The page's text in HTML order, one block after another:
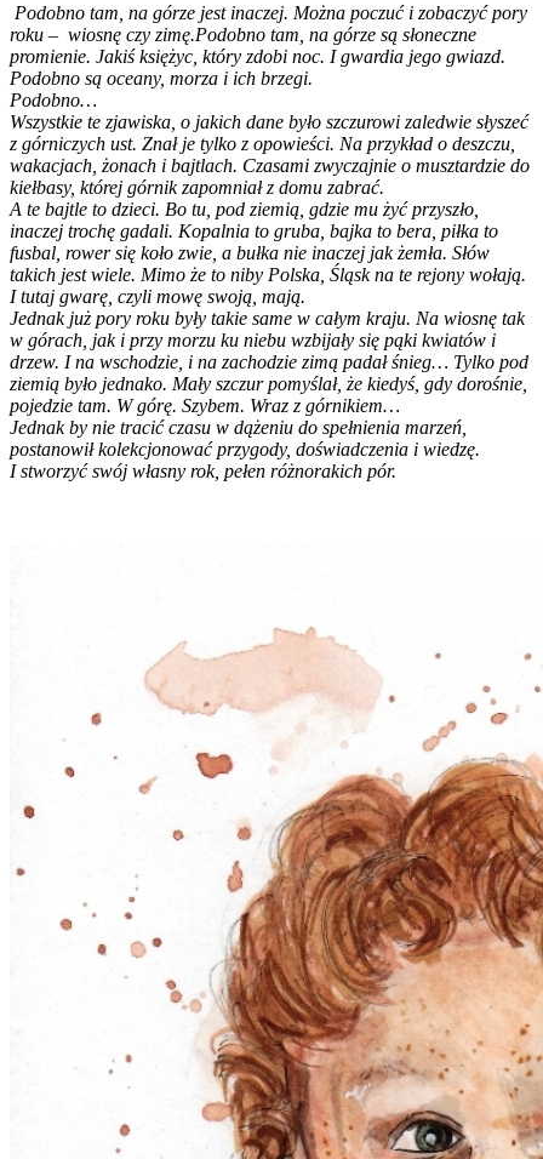
Podobno tam, na górze jest inaczej. Można poczuć i zobaczyć pory
roku – wiosnę czy zimę.Podobno tam, na górze są słoneczne
promienie. Jakiś księżyc, który zdobi noc. I gwardia jego gwiazd.
Podobno są oceany, morza i ich brzegi.
Podobno…
Wszystkie te zjawiska, o jakich dane było szczurowi zaledwie słyszeć
z górniczych ust. Znał je tylko z opowieści. Na przykład o deszczu,
wakacjach, żonach i bajtlach. Czasami zwyczajnie o musztardzie do
kiełbasy, której górnik zapomniał z domu zabrać.
A te bajtle to dzieci. Bo tu, pod ziemią, gdzie mu żyć przyszło,
inaczej trochę gadali. Kopalnia to gruba, bajka to bera, piłka to
fusbal, rower się koło zwie, a bułka nie inaczej jak żemła. Słów
takich jest wiele. Mimo że to niby Polska, Śląsk na te rejony wołają.
I tutaj gwarę, czyli mowę swoją, mają.
Jednak już pory roku były takie same w całym kraju. Na wiosnę tak
w górach, jak i przy morzu ku niebu wzbijały się pąki kwiatów i
drzew. I na wschodzie, i na zachodzie zimą padał śnieg… Tylko pod
ziemią było jednako. Mały szczur pomyślał, że kiedyś, gdy dorośnie,
pojedzie tam. W górę. Szybem. Wraz z górnikiem…
Jednak by nie tracić czasu w dążeniu do spełnienia marzeń,
postanowił kolekcjonować przygody, doświadczenia i wiedzę.
I stworzyć swój własny rok, pełen różnorakich pór.